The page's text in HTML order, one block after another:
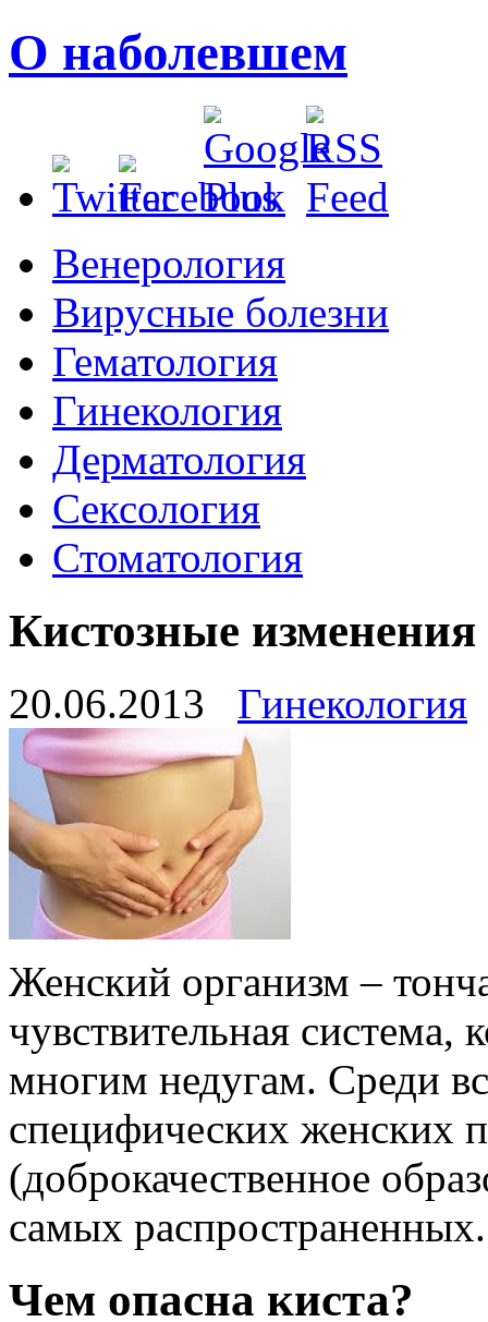
О наболевшем
Венерология
Вирусные болезни
Гематология
Гинекология
Дерматология
Сексология
Стоматология
Кистозные
20.06.2013 Гинекология
Женский организм –
чувствительная система,
многим недугам. Среди
специфических женских
(доброкачественное
самых распространенных.
Чем опасна киста?